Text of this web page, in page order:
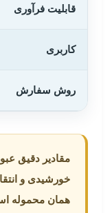
قابلیت فرآوری
کاربری
روش سفارش
مقادیر دقیق
همان محموله